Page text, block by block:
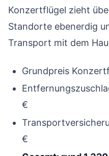
Konzertflügel zieht
Standorte ebenerdig
Transport mit dem
Grundpreis
€
€